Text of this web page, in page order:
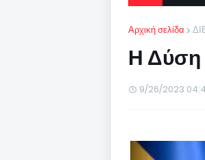
Αρχική σελίδα
Η Δύση
9/26/2023